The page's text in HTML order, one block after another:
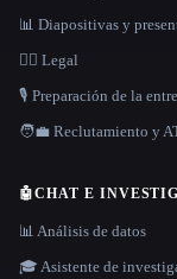
📊 Diapositivas y
👩‍⚖️ Legal
🎙️ Preparación de la
🧑‍💼 Reclutamiento y
🤖CHAT E
📊 Análisis de datos
🎓 Asistente de